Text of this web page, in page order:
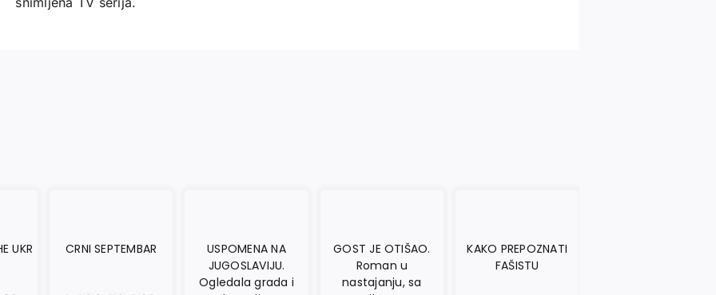
UKR CRNI SEPTEMBAR
USPOMENA NA
JUGOSLAVIJU.
Ogledala grada i
GOST JE OTIŠAO.
Roman u
nastajanju, sa
KAKO PREPOZNATI
FAŠISTU